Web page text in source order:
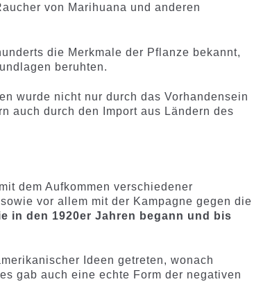
von Marihuana und anderen
die Merkmale der Pflanze bekannt,
beruhten.
wurde nicht nur durch das Vorhandensein
auch durch den Import aus Ländern des
dem Aufkommen verschiedener
vor allem mit der Kampagne gegen die
in den 1920er Jahren begann und bis
Ideen getreten, wonach
gab auch eine echte Form der negativen